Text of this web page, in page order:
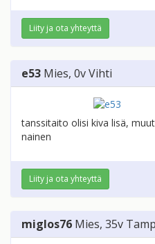
Liity ja ota yhteyttä
e53 Mies, 0vVihti
tanssitaito olisi kiva lisä,
nainen
Liity ja ota yhteyttä
miglos76 Mies, 35v